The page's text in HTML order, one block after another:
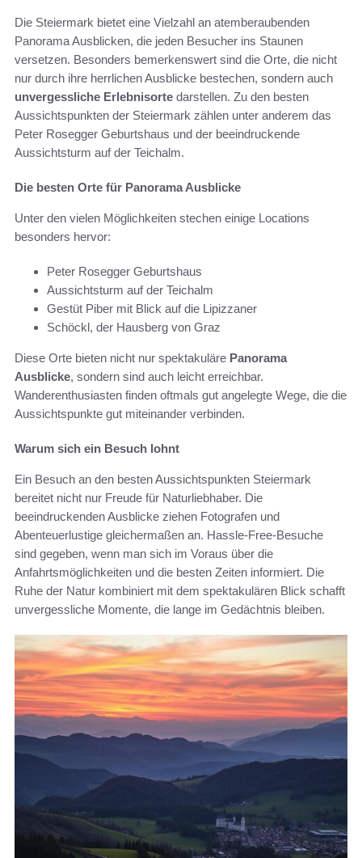
Die Steiermark bietet eine Vielzahl an atemberaubenden
Panorama Ausblicken, die jeden Besucher ins Staunen
versetzen. Besonders bemerkenswert sind die Orte, die nicht
nur durch ihre herrlichen Ausblicke bestechen, sondern auch
unvergessliche Erlebnisorte darstellen. Zu den besten
Aussichtspunkten der Steiermark zählen unter anderem das
Peter Rosegger Geburtshaus und der beeindruckende
Aussichtsturm auf der Teichalm.
Die besten Orte für Panorama Ausblicke
Unter den vielen Möglichkeiten stechen einige Locations
besonders hervor:
Peter Rosegger Geburtshaus
Aussichtsturm auf der Teichalm
Gestüt Piber mit Blick auf die Lipizzaner
Schöckl, der Hausberg von Graz
Diese Orte bieten nicht nur spektakuläre Panorama
Ausblicke, sondern sind auch leicht erreichbar.
Wanderenthusiasten finden oftmals gut angelegte Wege, die die
Aussichtspunkte gut miteinander verbinden.
Warum sich ein Besuch lohnt
Ein Besuch an den besten Aussichtspunkten Steiermark
bereitet nicht nur Freude für Naturliebhaber. Die
beeindruckenden Ausblicke ziehen Fotografen und
Abenteuerlustige gleichermaßen an. Hassle-Free-Besuche
sind gegeben, wenn man sich im Voraus über die
Anfahrtsmöglichkeiten und die besten Zeiten informiert. Die
Ruhe der Natur kombiniert mit dem spektakulären Blick schafft
unvergessliche Momente, die lange im Gedächtnis bleiben.